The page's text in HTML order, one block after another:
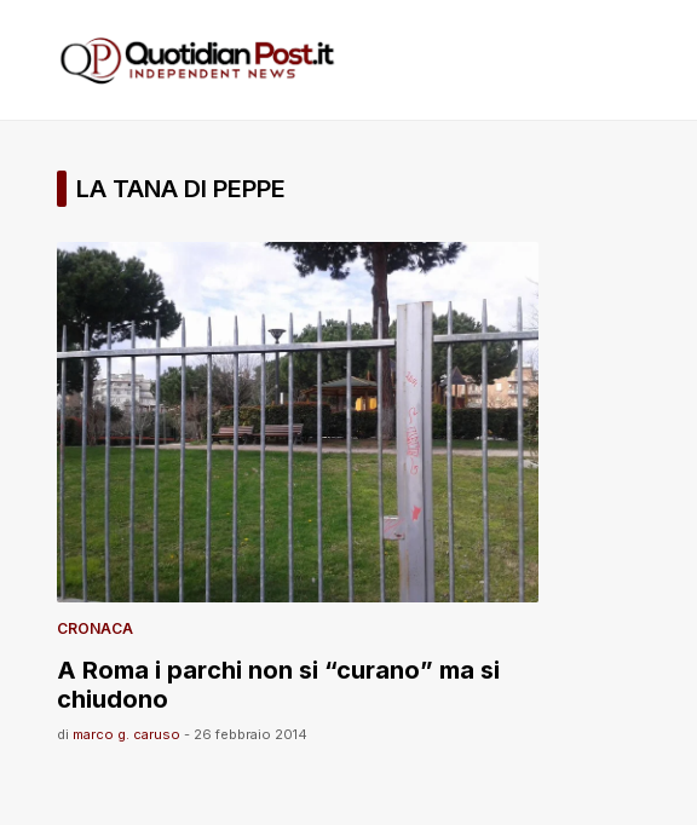
LA TANA DI PEPPE
CRONACA
A Roma i parchi non si “curano” ma si
chiudono
di marco g. caruso - 26 febbraio 2014